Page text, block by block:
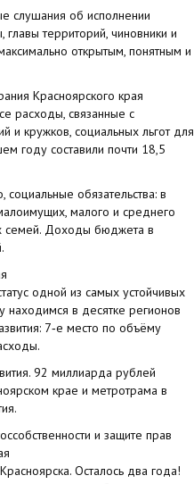
слушания об исполнении
территорий, чиновники и
открытым, понятным и
Красноярского края
расходы, связанные с
и кружков, социальных льгот для
году составили почти 18,5
обязательства: в
малого и среднего
семей. Доходы бюджета в
одной из самых устойчивых
в десятке регионов
7‑е место по объёму
92 миллиарда рублей
крае и метротрама в
и защите прав
Осталось два года!